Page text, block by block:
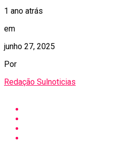
1 ano atrás
em
junho 27, 2025
Por
Redação Sulnoticias